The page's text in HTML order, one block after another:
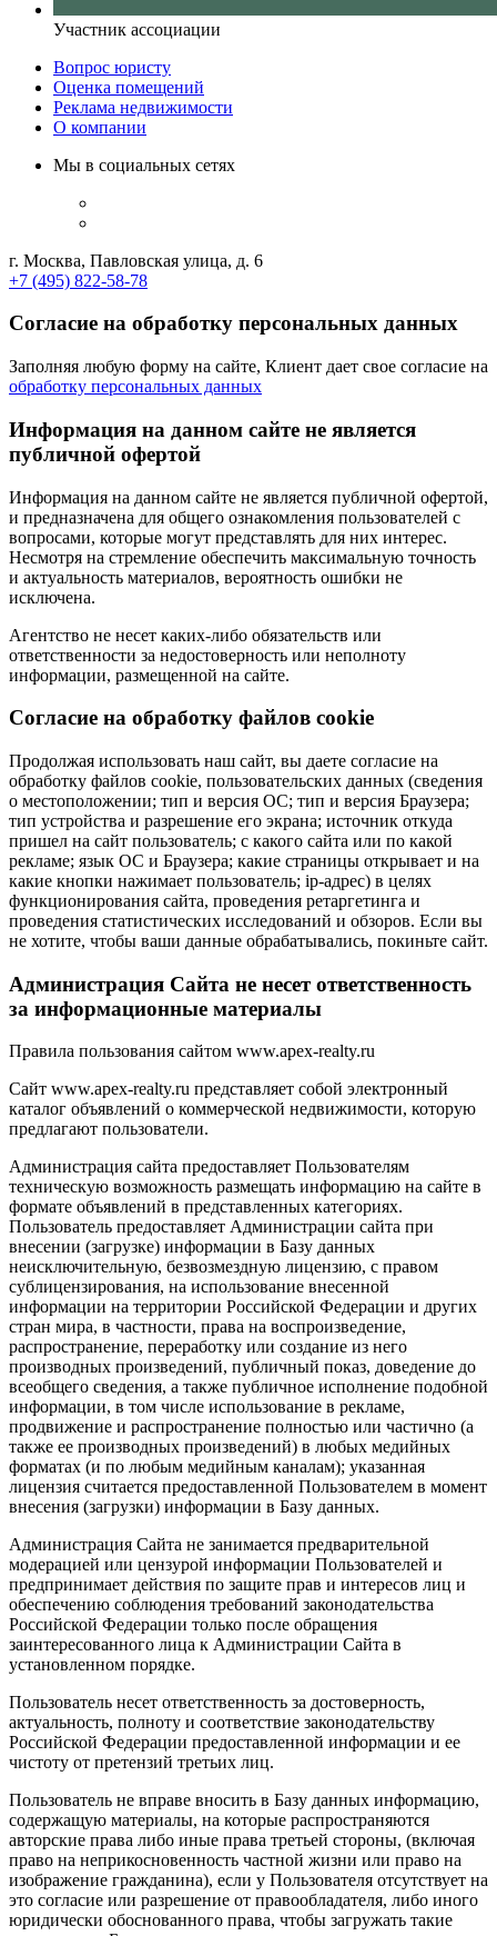
Участник ассоциации
Вопрос юристу
Оценка помещений
Реклама недвижимости
О компании
Мы в социальных сетях
г. Москва, Павловская улица, д. 6
+7 (495) 822-58-78
Согласие на обработку персональных данных
Заполняя любую форму на сайте, Клиент дает свое согласие на
обработку персональных данных
Информация на данном сайте не является
публичной офертой
Информация на данном сайте не является публичной офертой,
и предназначена для общего ознакомления пользователей с
вопросами, которые могут представлять для них интерес.
Несмотря на стремление обеспечить максимальную точность
и актуальность материалов, вероятность ошибки не
исключена.
Агентство не несет каких-либо обязательств или
ответственности за недостоверность или неполноту
информации, размещенной на сайте.
Cогласие на обработку файлов cookie
Продолжая использовать наш сайт, вы даете согласие на
обработку файлов cookie, пользовательских данных (сведения
о местоположении; тип и версия ОС; тип и версия Браузера;
тип устройства и разрешение его экрана; источник откуда
пришел на сайт пользователь; с какого сайта или по какой
рекламе; язык ОС и Браузера; какие страницы открывает и на
какие кнопки нажимает пользователь; ip-адрес) в целях
функционирования сайта, проведения ретаргетинга и
проведения статистических исследований и обзоров. Если вы
не хотите, чтобы ваши данные обрабатывались, покиньте сайт.
Администрация Сайта не несет ответственность
за информационные материалы
Правила пользования сайтом www.apex-realty.ru
Сайт www.apex-realty.ru представляет собой электронный
каталог объявлений о коммерческой недвижимости, которую
предлагают пользователи.
Администрация сайта предоставляет Пользователям
техническую возможность размещать информацию на сайте в
формате объявлений в представленных категориях.
Пользователь предоставляет Администрации сайта при
внесении (загрузке) информации в Базу данных
неисключительную, безвозмездную лицензию, с правом
сублицензирования, на использование внесенной
информации на территории Российской Федерации и других
стран мира, в частности, права на воспроизведение,
распространение, переработку или создание из него
производных произведений, публичный показ, доведение до
всеобщего сведения, а также публичное исполнение подобной
информации, в том числе использование в рекламе,
продвижение и распространение полностью или частично (а
также ее производных произведений) в любых медийных
форматах (и по любым медийным каналам); указанная
лицензия считается предоставленной Пользователем в момент
внесения (загрузки) информации в Базу данных.
Администрация Сайта не занимается предварительной
модерацией или цензурой информации Пользователей и
предпринимает действия по защите прав и интересов лиц и
обеспечению соблюдения требований законодательства
Российской Федерации только после обращения
заинтересованного лица к Администрации Сайта в
установленном порядке.
Пользователь несет ответственность за достоверность,
актуальность, полноту и соответствие законодательству
Российской Федерации предоставленной информации и ее
чистоту от претензий третьих лиц.
Пользователь не вправе вносить в Базу данных информацию,
содержащую материалы, на которые распространяются
авторские права либо иные права третьей стороны, (включая
право на неприкосновенность частной жизни или право на
изображение гражданина), если у Пользователя отсутствует на
это согласие или разрешение от правообладателя, либо иного
юридически обоснованного права, чтобы загружать такие